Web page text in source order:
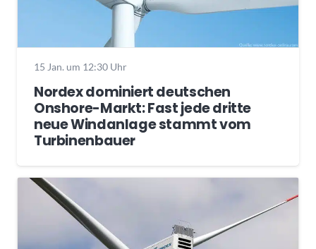
15 Jan. um 12:30 Uhr
Nordex dominiert deutschen
Onshore-Markt: Fast jede dritte
neue Windanlage stammt vom
Turbinenbauer